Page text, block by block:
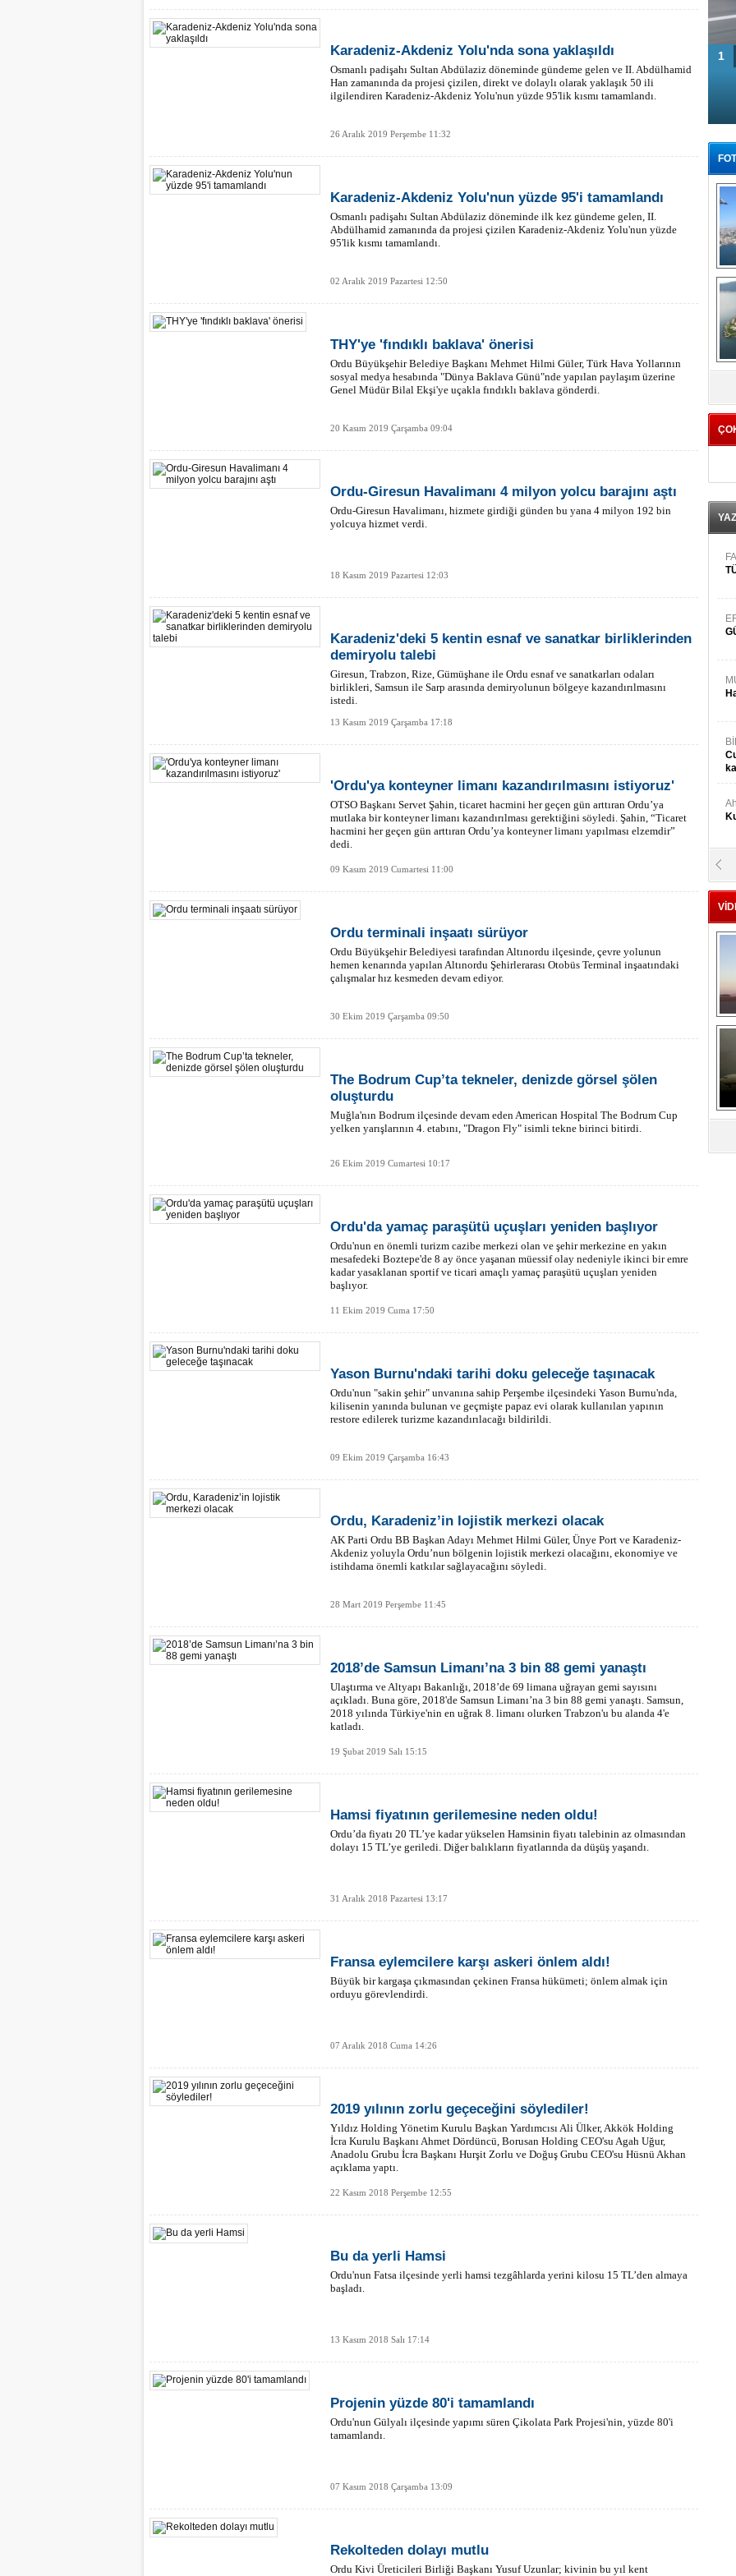
Karadeniz-Akdeniz Yolu'nda sona yaklaşıldı
Osmanlı padişahı Sultan Abdülaziz döneminde gündeme gelen ve II. Abdülhamid
Han zamanında da projesi çizilen, direkt ve dolaylı olarak yaklaşık 50 ili
ilgilendiren Karadeniz-Akdeniz Yolu'nun yüzde 95'lik kısmı tamamlandı.
26 Aralık 2019 Perşembe 11:32
Karadeniz-Akdeniz Yolu'nun yüzde 95'i tamamlandı
Osmanlı padişahı Sultan Abdülaziz döneminde ilk kez gündeme gelen, II.
Abdülhamid zamanında da projesi çizilen Karadeniz-Akdeniz Yolu'nun yüzde
95'lik kısmı tamamlandı.
02 Aralık 2019 Pazartesi 12:50
THY'ye 'fındıklı baklava' önerisi
Ordu Büyükşehir Belediye Başkanı Mehmet Hilmi Güler, Türk Hava Yollarının
sosyal medya hesabında "Dünya Baklava Günü"nde yapılan paylaşım üzerine
Genel Müdür Bilal Ekşi'ye uçakla fındıklı baklava gönderdi.
20 Kasım 2019 Çarşamba 09:04
Ordu-Giresun Havalimanı 4 milyon yolcu barajını aştı
Ordu-Giresun Havalimanı, hizmete girdiği günden bu yana 4 milyon 192 bin
yolcuya hizmet verdi.
18 Kasım 2019 Pazartesi 12:03
Karadeniz'deki 5 kentin esnaf ve sanatkar birliklerinden
demiryolu talebi
Giresun, Trabzon, Rize, Gümüşhane ile Ordu esnaf ve sanatkarları odaları
birlikleri, Samsun ile Sarp arasında demiryolunun bölgeye kazandırılmasını
istedi.
13 Kasım 2019 Çarşamba 17:18
'Ordu'ya konteyner limanı kazandırılmasını istiyoruz'
OTSO Başkanı Servet Şahin, ticaret hacmini her geçen gün arttıran Ordu’ya
mutlaka bir konteyner limanı kazandırılması gerektiğini söyledi. Şahin, “Ticaret
hacmini her geçen gün arttıran Ordu’ya konteyner limanı yapılması elzemdir”
dedi.
09 Kasım 2019 Cumartesi 11:00
Ordu terminali inşaatı sürüyor
Ordu Büyükşehir Belediyesi tarafından Altınordu ilçesinde, çevre yolunun
hemen kenarında yapılan Altınordu Şehirlerarası Otobüs Terminal inşaatındaki
çalışmalar hız kesmeden devam ediyor.
30 Ekim 2019 Çarşamba 09:50
The Bodrum Cup’ta tekneler, denizde görsel şölen
oluşturdu
Muğla'nın Bodrum ilçesinde devam eden American Hospital The Bodrum Cup
yelken yarışlarının 4. etabını, "Dragon Fly" isimli tekne birinci bitirdi.
26 Ekim 2019 Cumartesi 10:17
Ordu'da yamaç paraşütü uçuşları yeniden başlıyor
Ordu'nun en önemli turizm cazibe merkezi olan ve şehir merkezine en yakın
mesafedeki Boztepe'de 8 ay önce yaşanan müessif olay nedeniyle ikinci bir emre
kadar yasaklanan sportif ve ticari amaçlı yamaç paraşütü uçuşları yeniden
başlıyor.
11 Ekim 2019 Cuma 17:50
Yason Burnu'ndaki tarihi doku geleceğe taşınacak
Ordu'nun "sakin şehir" unvanına sahip Perşembe ilçesindeki Yason Burnu'nda,
kilisenin yanında bulunan ve geçmişte papaz evi olarak kullanılan yapının
restore edilerek turizme kazandırılacağı bildirildi.
09 Ekim 2019 Çarşamba 16:43
Ordu, Karadeniz’in lojistik merkezi olacak
AK Parti Ordu BB Başkan Adayı Mehmet Hilmi Güler, Ünye Port ve Karadeniz-
Akdeniz yoluyla Ordu’nun bölgenin lojistik merkezi olacağını, ekonomiye ve
istihdama önemli katkılar sağlayacağını söyledi.
28 Mart 2019 Perşembe 11:45
2018’de Samsun Limanı’na 3 bin 88 gemi yanaştı
Ulaştırma ve Altyapı Bakanlığı, 2018’de 69 limana uğrayan gemi sayısını
açıkladı. Buna göre, 2018'de Samsun Limanı’na 3 bin 88 gemi yanaştı. Samsun,
2018 yılında Türkiye'nin en uğrak 8. limanı olurken Trabzon'u bu alanda 4'e
katladı.
19 Şubat 2019 Salı 15:15
Hamsi fiyatının gerilemesine neden oldu!
Ordu’da fiyatı 20 TL’ye kadar yükselen Hamsinin fiyatı talebinin az olmasından
dolayı 15 TL’ye geriledi. Diğer balıkların fiyatlarında da düşüş yaşandı.
31 Aralık 2018 Pazartesi 13:17
Fransa eylemcilere karşı askeri önlem aldı!
Büyük bir kargaşa çıkmasından çekinen Fransa hükümeti; önlem almak için
orduyu görevlendirdi.
07 Aralık 2018 Cuma 14:26
2019 yılının zorlu geçeceğini söylediler!
Yıldız Holding Yönetim Kurulu Başkan Yardımcısı Ali Ülker, Akkök Holding
İcra Kurulu Başkanı Ahmet Dördüncü, Borusan Holding CEO'su Agah Uğur,
Anadolu Grubu İcra Başkanı Hurşit Zorlu ve Doğuş Grubu CEO'su Hüsnü Akhan
açıklama yaptı.
22 Kasım 2018 Perşembe 12:55
Bu da yerli Hamsi
Ordu'nun Fatsa ilçesinde yerli hamsi tezgâhlarda yerini kilosu 15 TL’den almaya
başladı.
13 Kasım 2018 Salı 17:14
Projenin yüzde 80'i tamamlandı
Ordu'nun Gülyalı ilçesinde yapımı süren Çikolata Park Projesi'nin, yüzde 80'i
tamamlandı.
07 Kasım 2018 Çarşamba 13:09
Rekolteden dolayı mutlu
Ordu Kivi Üreticileri Birliği Başkanı Yusuf Uzunlar; kivinin bu yıl kent
1